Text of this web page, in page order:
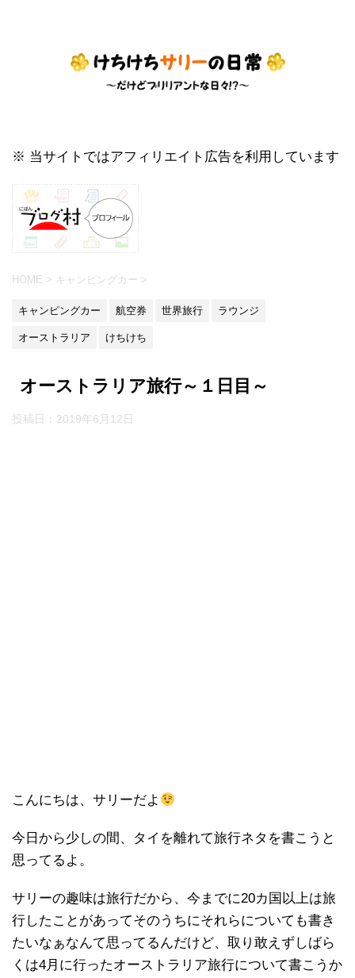
※ 当サイトではアフィリエイト広告を利用しています
HOME > キャンピングカー >
キャンピングカー 航空券 世界旅行 ラウンジ
オーストラリア けちけち
オーストラリア旅行～１日目～
投稿日： 2019年6月12日
こんにちは、サリーだよ
今日から少しの間、タイを離れて旅行ネタを書こうと
思ってるよ。
サリーの趣味は旅行だから、今までに20カ国以上は旅
行したことがあってそのうちにそれらについても書き
たいなぁなんて思ってるんだけど、取り敢えずしばら
くは4月に行ったオーストラリア旅行について書こうか